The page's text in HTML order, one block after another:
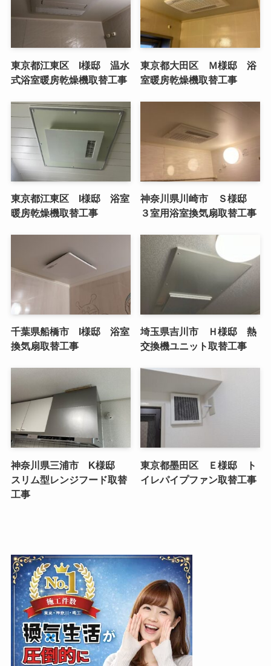
東京都江東区 I様邸 温水
式浴室暖房乾燥機取替工事
東京都大田区 Ｍ様邸 浴
室暖房乾燥機取替工事
東京都江東区 I様邸 浴室
暖房乾燥機取替工事
神奈川県川崎市 Ｓ様邸
３室用浴室換気扇取替工事
千葉県船橋市 I様邸 浴室
換気扇取替工事
埼玉県吉川市 Ｈ様邸 熱
交換機ユニット取替工事
神奈川県三浦市 K様邸
スリム型レンジフード取替
工事
東京都墨田区 Ｅ様邸 ト
イレパイプファン取替工事